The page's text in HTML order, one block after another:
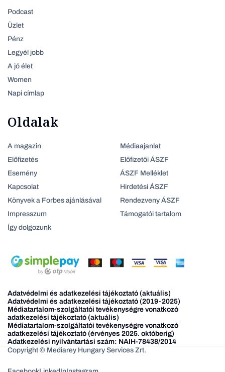
Podcast
Üzlet
Pénz
Legyél jobb
A jó élet
Women
Napi címlap
Oldalak
A magazin
Előfizetés
Esemény
Kapcsolat
Könyvek a Forbes ajánlásával
Impresszum
Így dolgozunk
Médiaajanlat
Előfizetői ÁSZF
ÁSZF Melléklet
Hirdetési ÁSZF
Rendezveny ÁSZF
Támogatói tartalom
Adatvédelmi és adatkezelési tájékoztató (aktuális)
Adatvédelmi és adatkezelési tájékoztató (2019-2025)
Médiatartalom-szolgáltatói tevékenységre vonatkozó
adatkezelési tájékoztató (aktuális)
Médiatartalom-szolgáltatói tevékenységre vonatkozó
adatkezelési tájékoztató (érvényes 2025. októberig)
Adatkezelési nyilvántartási szám: NAIH-78438/2014
Copyright © Mediarey Hungary Services Zrt.